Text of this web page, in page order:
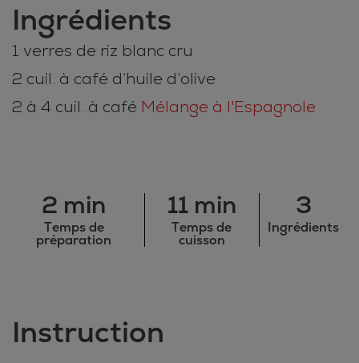
Ingrédients
1 verres de riz blanc cru
2 cuil. à café d’huile d’olive
2 à 4 cuil. à café Mélange à l'Espagnole
2 min
Temps de
préparation
11 min
Temps de
cuisson
3
Ingrédients
Instruction